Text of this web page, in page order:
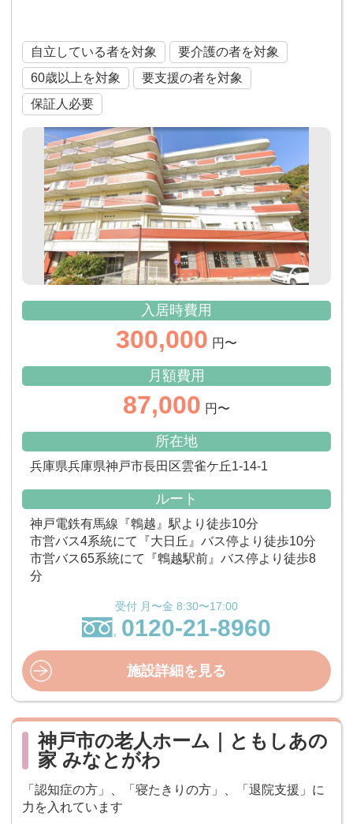
自立している者を対象
要介護の者を対象
60歳以上を対象
要支援の者を対象
保証人必要
入居時費用
300,000 円〜
月額費用
87,000 円〜
所在地
兵庫県兵庫県神戸市長田区雲雀ケ丘1-14-1
ルート
神戸電鉄有馬線『鵯越』駅より徒歩10分
市営バス4系統にて『大日丘』バス停より徒歩10分
市営バス65系統にて『鵯越駅前』バス停より徒歩8
分
受付 月〜金 8:30〜17:00
0120-21-8960
施設詳細を見る
神戸市の老人ホーム｜ともしあの
家 みなとがわ
「認知症の方」、「寝たきりの方」、「退院支援」に
力を入れています